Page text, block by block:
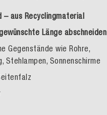
– aus Recyclingmaterial
Länge abschneiden
Gegenstände wie Rohre,
Stehlampen, Sonnenschirme